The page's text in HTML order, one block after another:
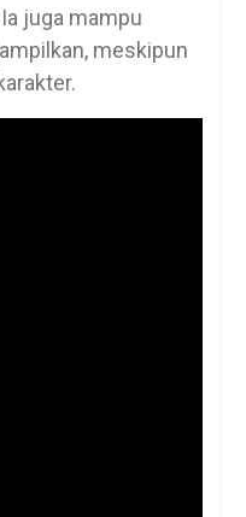
juga mampu
meskipun